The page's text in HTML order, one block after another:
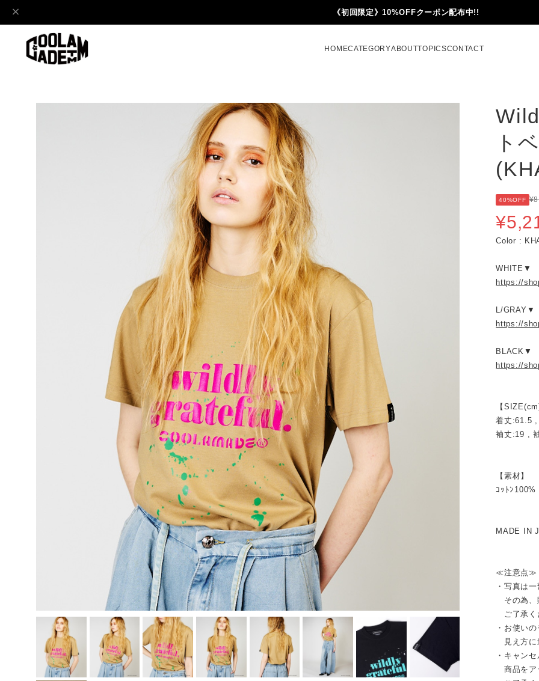
《初回限定》10%OFFクーポン配布中!!
HOMECATEGORYABOUTTOPICSCONTACT
ト
40%OFF
Color :
https://
L/
https://
BLACK▼
https://
【
着丈:61.5
袖丈:19 ,
【素材】
ｺｯﾄﾝ100%
MADE IN
≪注意点≫
・写真は
その為、
ご了承く
・お使い
見え方に
・キャン
商品をア